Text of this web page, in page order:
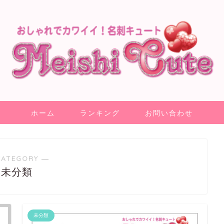
ホーム ランキング お問い合わせ
―
未分類
未分類